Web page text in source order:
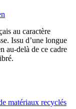
au caractère
Issu d’une longue
au-delà de ce cadre
matériaux recyclés